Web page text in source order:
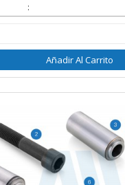
:
Añadir Al Carrito